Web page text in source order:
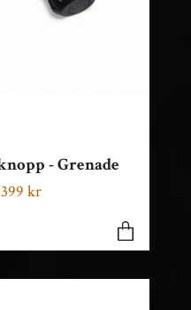
- Grenade
399 kr